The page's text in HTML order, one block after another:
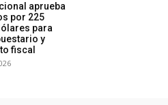
aprueba
por 225
para
y
fiscal